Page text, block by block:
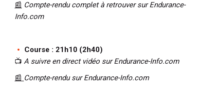
📰 Compte-rendu complet à retrouver sur Endurance-
Info.com
Course : 21h10 (2h40)
📺 A suivre en direct vidéo sur Endurance-Info.com
📰 Compte-rendusur Endurance-Info.com